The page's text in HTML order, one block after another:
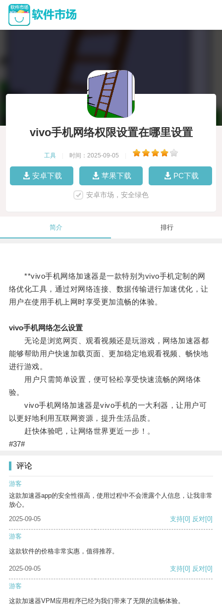
vivo手机网络权限设置在哪里设置
工具 时间：2025-09-05
安卓下载 苹果下载 PC下载
安卓市场，安全绿色
简介 排行
**vivo手机网络加速器是一款特别为vivo手机定制的网
络优化工具，通过对网络连接、数据传输进行加速优化，让
用户在使用手机上网时享受更加流畅的体验。
vivo手机网络怎么设置
无论是浏览网页、观看视频还是玩游戏，网络加速器都
能够帮助用户快速加载页面、更加稳定地观看视频、畅快地
进行游戏。
用户只需简单设置，便可轻松享受快速流畅的网络体
验。
vivo手机网络加速器是vivo手机的一大利器，让用户可
以更好地利用互联网资源，提升生活品质。
赶快体验吧，让网络世界更近一步！。
#37#
评论
游客
这款加速器app的安全性很高，使用过程中不会泄露个人信息，让我非常
放心。
2025-09-05
支持[0] 反对[0]
游客
这款软件的价格非常实惠，值得推荐。
2025-09-05 支持[0] 反对[0]
游客
这款加速器VPM应用程序已经为我们带来了无限的流畅体验。